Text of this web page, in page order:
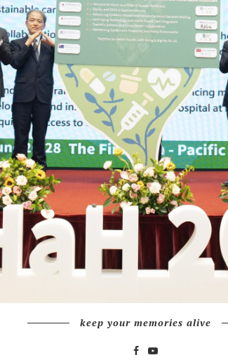
keep your memories alive